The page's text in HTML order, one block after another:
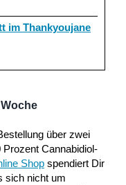
im Thankyoujane
über zwei
Cannabidiol-
Shopspendiert Dir
sich nicht um